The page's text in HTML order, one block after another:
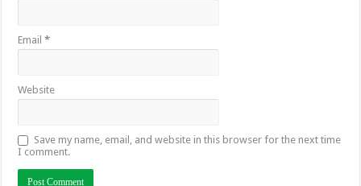
Email*
Website
Save my name, email, and website in this browser for the next time
I comment.